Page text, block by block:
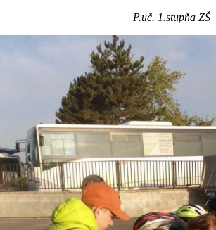
P.uč. 1.stupňa ZŠ